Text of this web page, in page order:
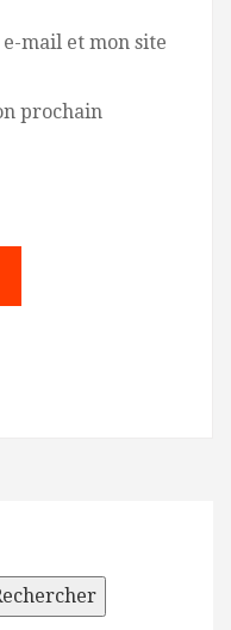
mail et mon site
prochain